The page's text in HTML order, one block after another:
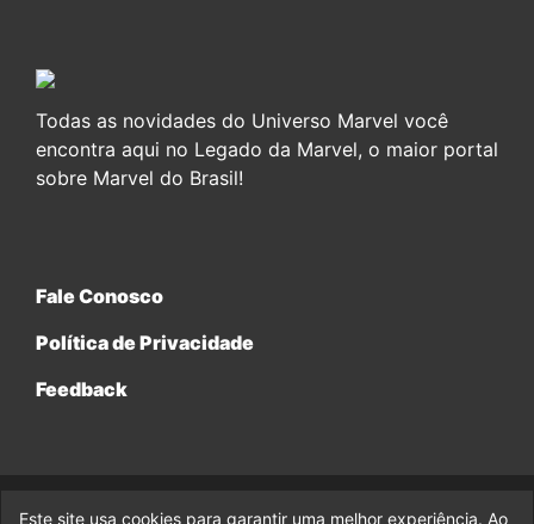
Todas as novidades do Universo Marvel você
encontra aqui no Legado da Marvel, o maior portal
sobre Marvel do Brasil!
Fale Conosco
Política de Privacidade
Feedback
© 2017-2026 Legado da Marvel, uma empresa da Legado
Este site usa cookies para garantir uma melhor experiência. Ao